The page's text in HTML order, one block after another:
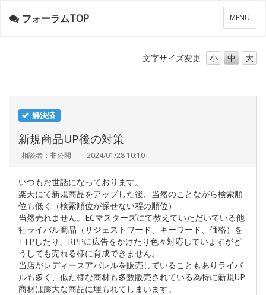
メ
ニ
ー
MENU
フォーラムTOP
文字サイズ変更 小 中 大
解決済
新規商品UP後の対策
相談者：非公開 2024/01/28 10:10
いつもお世話になっております。
楽天にて新規商品をアップした後、当然のことながら検索順
位も低く（検索順位が探せない程の順位）
当然売れません。ECマスターズにて教えていただいている他
社ライバル商品（サジェストワード、キーワード、価格）を
TTPしたり、RPPに広告をかけたり色々対応していますがど
うしても売れる様に育成できません。
当店がレディースアパレルを販売していることもありライバ
ルも多く、似た様な商材も多数販売されている為特に新規UP
商材は膨大な商品に埋もれてしまいます。